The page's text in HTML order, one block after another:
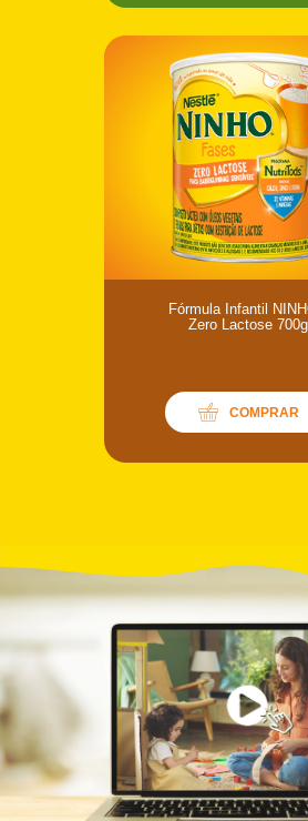
Fórmula Infantil
Zero Lactose 700g
COMPRAR